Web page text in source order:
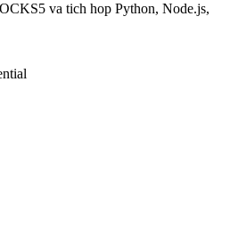
va tich hop Python, Node.js,